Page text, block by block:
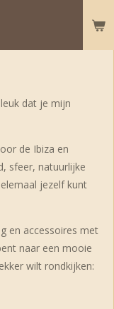
dat je mijn
de Ibiza en
sfeer, natuurlijke
jezelf kunt
en accessoires met
naar een mooie
wilt rondkijken: